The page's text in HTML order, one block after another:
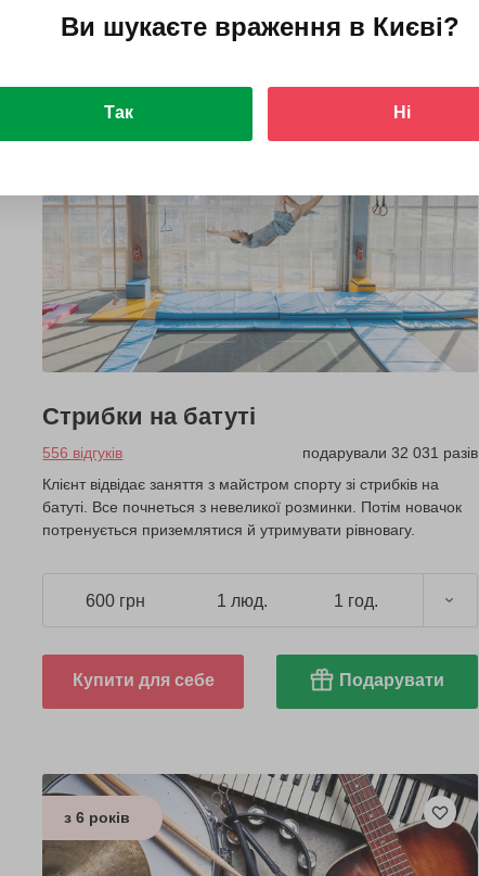
Купити для себе Подарувати
Стрибки на батуті
556 відгуків
подарували 32 031 разів
Клієнт відвідає заняття з майстром спорту зі стрибків на
батуті. Все почнеться з невеликої розминки. Потім новачок
потренується приземлятися й утримувати рівновагу.
600 грн 1 люд. 1 год.
Купити для себе Подарувати
з 6 років
Ви шукаєте враження в Києві?
Так Ні